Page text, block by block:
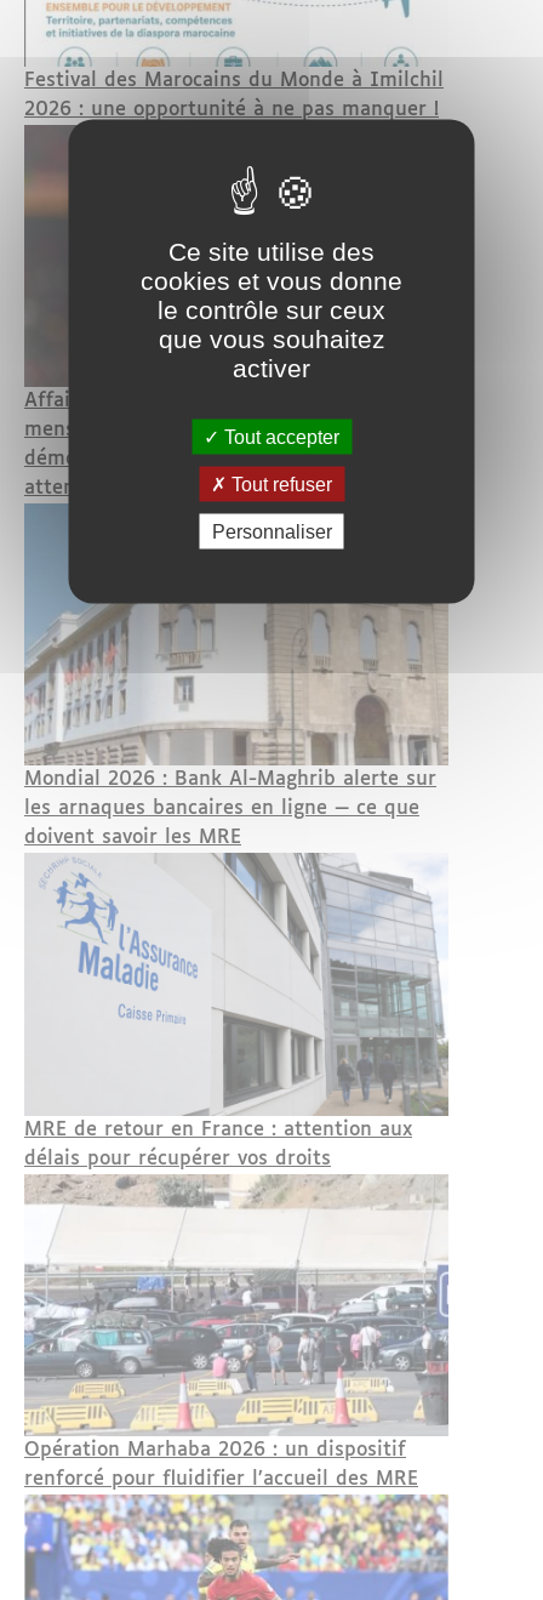
Festival des Marocains du Monde à Imilchil
2026 : une opportunité à ne pas manquer !
Affaire Hakimi : "Contradictions,
mensonges, dissimulations" — son avocate
démonte l'accusation, le capitaine du Maroc
attend son procès avec impatience
Mondial 2026 : Bank Al-Maghrib alerte sur
les arnaques bancaires en ligne — ce que
doivent savoir les MRE
MRE de retour en France : attention aux
délais pour récupérer vos droits
Opération Marhaba 2026 : un dispositif
renforcé pour fluidifier l’accueil des MRE
Ce site utilise des
cookies et vous donne
le contrôle sur ceux
que vous souhaitez
activer
Tout accepter
Tout refuser
Personnaliser